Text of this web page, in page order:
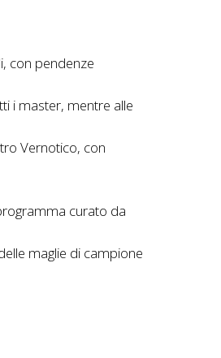
con pendenze
i master, mentre alle
Vernotico, con
curato da
maglie di campione